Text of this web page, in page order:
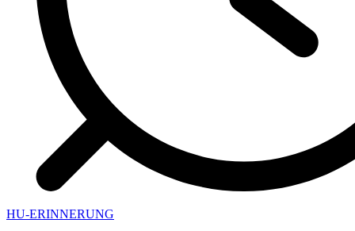
HU-ERINNERUNG